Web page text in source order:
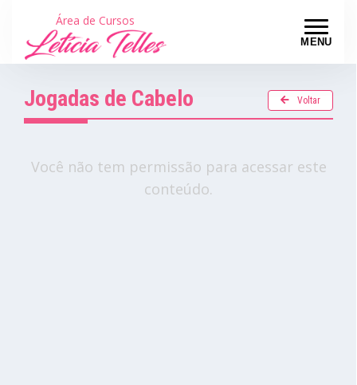
MENU
Área de Cursos
Jogadas de Cabelo Voltar
Você não tem permissão para acessar este
conteúdo.